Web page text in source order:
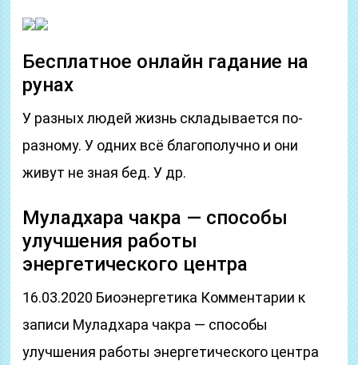
Бесплатное онлайн гадание на
рунах
У разных людей жизнь складывается по-
разному. У одних всё благополучно и они
живут не зная бед. У др.
Муладхара чакра — способы
улучшения работы
энергетического центра
16.03.2020 Биоэнергетика Комментарии к
записи Муладхара чакра — способы
улучшения работы энергетического центра